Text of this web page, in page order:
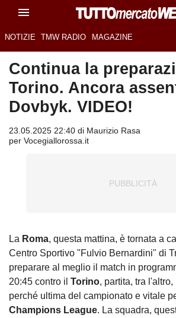
NOTIZIE TMW RADIO MAGAZINE
Continua la
Torino. Ancora
Dovbyk. VIDEO!
23.05.2025 22:40 di Maurizio Rasa
per Vocegiallorossa.it
La Roma, questa mattina, è tornata a
Centro Sportivo "Fulvio Bernardini" di
preparare al meglio il match in
20:45 contro il Torino, partita, tra
perché ultima del campionato e vitale
Champions League. La squadra,